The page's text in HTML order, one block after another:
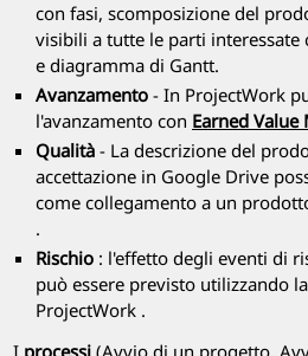
con fasi, scomposizione del
visibili a tutte le parti interessate
e diagramma di Gantt.
Avanzamento - In ProjectWork
l'avanzamento con Earned
Qualità - La descrizione del
accettazione in Google Drive
come collegamento a un
.
Rischio : l'effetto degli eventi di
può essere previsto utilizzando
ProjectWork .
I processi (Avvio di un progetto,